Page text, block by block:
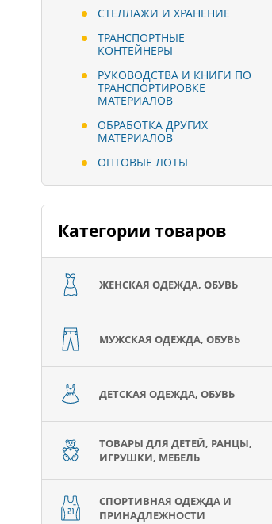
СТЕЛЛАЖИ И ХРАНЕНИЕ
ТРАНСПОРТНЫЕ
КОНТЕЙНЕРЫ
РУКОВОДСТВА И КНИГИ ПО
ТРАНСПОРТИРОВКЕ
МАТЕРИАЛОВ
ОБРАБОТКА ДРУГИХ
МАТЕРИАЛОВ
ОПТОВЫЕ ЛОТЫ
Категории товаров
ЖЕНСКАЯ ОДЕЖДА, ОБУВЬ
МУЖСКАЯ ОДЕЖДА, ОБУВЬ
ДЕТСКАЯ ОДЕЖДА, ОБУВЬ
ТОВАРЫ ДЛЯ ДЕТЕЙ, РАНЦЫ,
ИГРУШКИ, МЕБЕЛЬ
СПОРТИВНАЯ ОДЕЖДА И
ПРИНАДЛЕЖНОСТИ